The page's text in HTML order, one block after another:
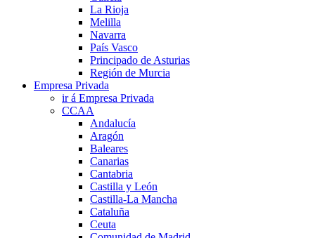
La Rioja
Melilla
Navarra
País Vasco
Principado de Asturias
Región de Murcia
Empresa Privada
ir á Empresa Privada
CCAA
Andalucía
Aragón
Baleares
Canarias
Cantabria
Castilla y León
Castilla-La Mancha
Cataluña
Ceuta